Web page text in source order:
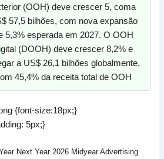
(OOH) deve crescer 5, coma
57,5 bilhões, com nova expansão
5,3% esperada em 2027. O OOH
(DOOH) deve crescer 8,2% e
a US$ 26,1 bilhões globalmente,
45,4% da receita total de OOH
{font-size:18px;}
5px;}
Next Year 2026 Midyear Advertising